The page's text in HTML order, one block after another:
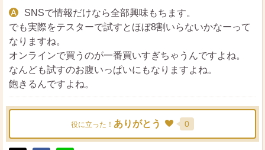
SNSで情報だけなら全部興味もちます。
でも実際をテスターで試すとほぼ8割いらないかなーって
なりますね。
オンラインで買うのが一番買いすぎちゃうんですよね。
なんども試すのお腹いっぱいにもなりますよね。
飽きるんですよね。
役に立った！ ありがとう 0